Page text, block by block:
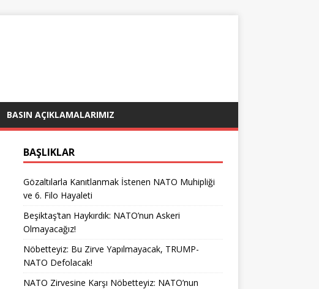
BASIN AÇIKLAMALARIMIZ
BAŞLIKLAR
Gözaltılarla Kanıtlanmak İstenen NATO Muhipliği
ve 6. Filo Hayaleti
Beşiktaş’tan Haykırdık: NATO’nun Askeri
Olmayacağız!
Nöbetteyiz: Bu Zirve Yapılmayacak, TRUMP-
NATO Defolacak!
NATO Zirvesine Karşı Nöbetteyiz: NATO’nun